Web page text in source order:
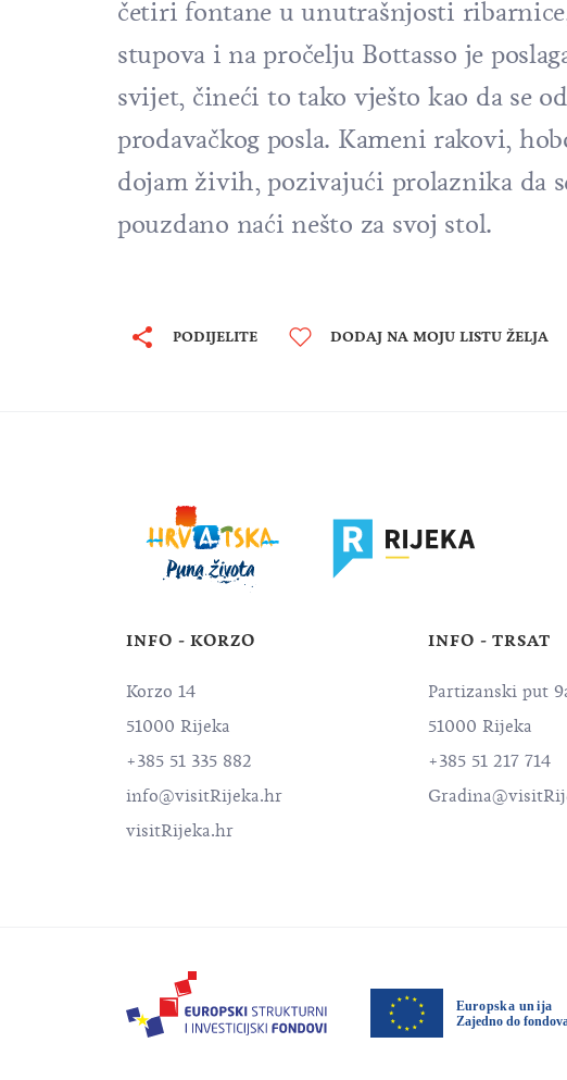
četiri fontane u unutrašnjosti
stupova i na pročelju Bottasso je
svijet, čineći to tako vješto kao da se
prodavačkog posla. Kameni rakovi,
dojam živih, pozivajući prolaznika da
pouzdano naći nešto za svoj stol.
PODIJELITE DODAJ NA MOJU LISTU ŽELJA
INFO - KORZO
Korzo 14
51000 Rijeka
+385 51 335 882
info@visitRijeka.hr
visitRijeka.hr
INFO - TRSAT
Partizanski put
51000 Rijeka
+385 51 217 714